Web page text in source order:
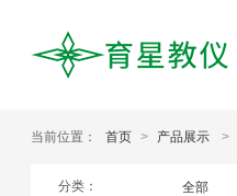
当前位置： 首页 > 产品展示 >
分类： 全部